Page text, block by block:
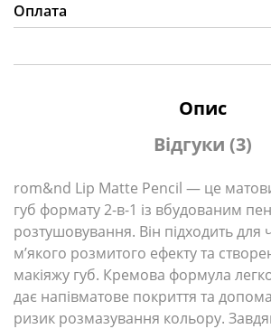
Оплата
Опис
Відгуки (3)
rom&nd Lip Matte Pencil — це
губ формату 2-в-1 із вбудованим
розтушовування. Він підходить для
м’якого розмитого ефекту та
макіяжу губ. Кремова формула
дає напівматове покриття та
ризик розмазування кольору.